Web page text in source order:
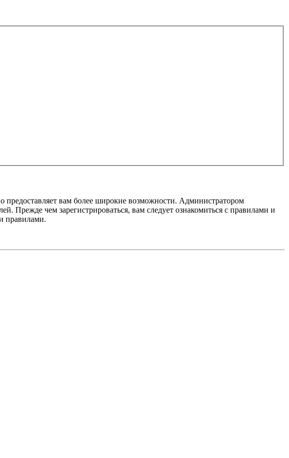
предоставляет вам более широкие возможности. Администратором
Прежде чем зарегистрироваться, вам следует ознакомиться с правилами и
правилами.